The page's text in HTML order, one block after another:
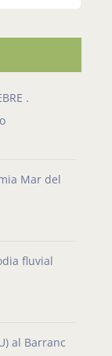
.
Mar del
fluvial
al Barranc